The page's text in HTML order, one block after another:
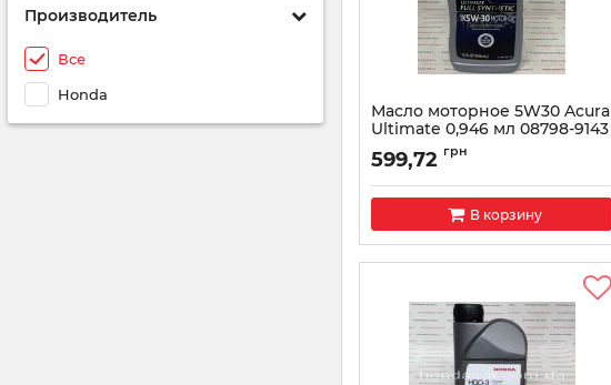
Производитель
Все
Honda
Масло моторное 5W30 Acura
Ultimate 0,946 мл 08798-9143
Артикул: 087989143
599,72 грн
В корзину